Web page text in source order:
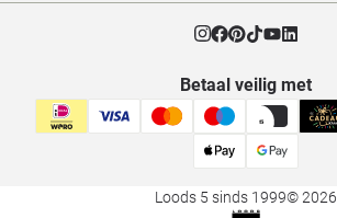
Betaal veilig met
Loods 5 sinds 1999© 2026